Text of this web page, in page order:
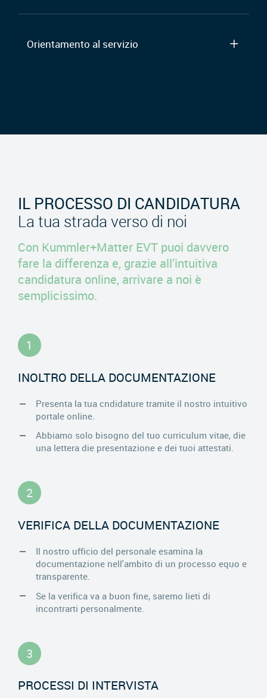
Orientamento al servizio
IL PROCESSO DI CANDIDATURA
La tua strada verso di noi
Con Kummler+Matter EVT puoi davvero
fare la differenza e, grazie all’intuitiva
candidatura online, arrivare a noi è
semplicissimo.
1
INOLTRO DELLA DOCUMENTAZIONE
Presenta la tua cndidature tramite il nostro intuitivo
portale online.
Abbiamo solo bisogno del tuo curriculum vitae, die
una lettera die presentazione e dei tuoi attestati.
2
VERIFICA DELLA DOCUMENTAZIONE
Il nostro ufficio del personale esamina la
documentazione nell'ambito di un processo equo e
transparente.
Se la verifica va a buon fine, saremo lieti di
incontrarti personalmente.
3
PROCESSI DI INTERVISTA